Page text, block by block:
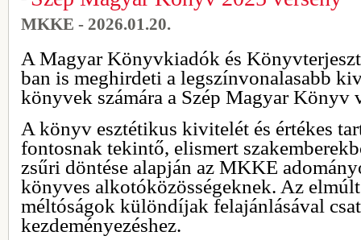
MKKE - 2026.01.20.
A Magyar Könyvkiadók és
ban is meghirdeti a legszínvonalasabb
könyvek számára a Szép Magyar Könyv
A könyv esztétikus kivitelét és értékes
fontosnak tekintő, elismert
zsűri döntése alapján az MKKE
könyves alkotóközösségeknek. Az
méltóságok különdíjak felajánlásával
kezdeményezéshez.